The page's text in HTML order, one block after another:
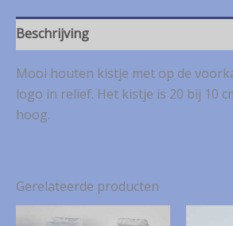
Beschrijving
Mooi houten kistje met op de
logo in relief. Het kistje is 20 bij 10
hoog.
Gerelateerde producten